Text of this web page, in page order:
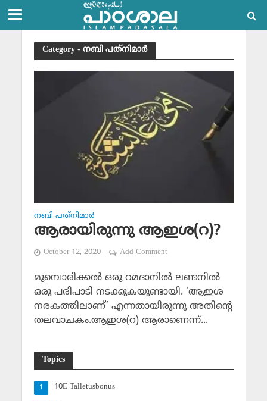
Category - നബി പത്‌നിമാര്‍
നബി പത്‌നിമാര്‍
ആരായിരുന്നു ആഇശ(റ)?
October 12, 2020 Add Comment
മുമ്പൊരിക്കല്‍ ഒരു റമദാനില്‍ ലണ്ടനില്‍
ഒരു പരിപാടി നടക്കുകയുണ്ടായി. ‘ആഇശ
നരകത്തിലാണ്‌’ എന്നതായിരുന്നു അതിന്റെ
തലവാചകം.ആഇശ(റ) ആരാണെന്ന്‌...
Topics
10E Talletusbonus
1